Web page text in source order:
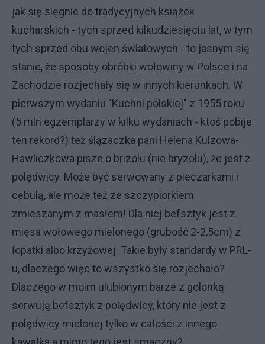
jak się sięgnie do tradycyjnych książek
kucharskich - tych sprzed kilkudziesięciu lat, w tym
tych sprzed obu wojen światowych - to jasnym się
stanie, że sposoby obróbki wołowiny w Polsce i na
Zachodzie rozjechały się w innych kierunkach. W
pierwszym wydaniu "Kuchni polskiej" z 1955 roku
(5 mln egzemplarzy w kilku wydaniach - ktoś pobije
ten rekord?) też ślązaczka pani Helena Kulzowa-
Hawliczkowa pisze o brizolu (nie bryzolu), że jest z
polędwicy. Może być serwowany z pieczarkami i
cebulą, ale może też ze szczypiorkiem
zmieszanym z masłem! Dla niej befsztyk jest z
mięsa wołowego mielonego (grubość 2-2,5cm) z
łopatki albo krzyżowej. Takie były standardy w PRL-
u, dlaczego więc to wszystko się rozjechało?
Dlaczego w moim ulubionym barze z golonką
serwują befsztyk z polędwicy, który nie jest z
polędwicy mielonej tylko w całości z innego